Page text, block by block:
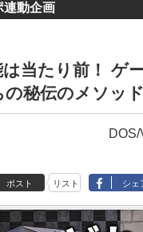
連動企画
は当たり前！ ゲ
の秘伝のメソッ
ポスト リスト シェ